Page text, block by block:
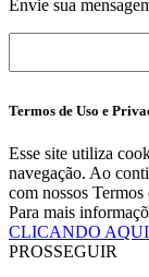
Envie sua
Termos de Uso e
Esse site utiliza
navegação. Ao
com nossos
Para mais
CLICANDO AQUI
PROSSEGUIR